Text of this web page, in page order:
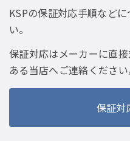
KSPの保証対応手順など
い。
保証対応はメーカーに直
ある当店へご連絡ください
保証対